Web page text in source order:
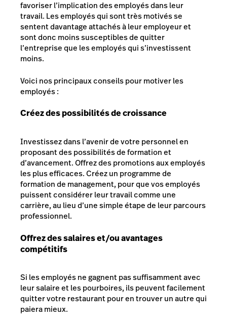
favoriser l’implication des employés dans leur
travail. Les employés qui sont très motivés se
sentent davantage attachés à leur employeur et
sont donc moins susceptibles de quitter
l’entreprise que les employés qui s’investissent
moins.
Voici nos principaux conseils pour motiver les
employés :
Créez des possibilités de croissance
Investissez dans l’avenir de votre personnel en
proposant des possibilités de formation et
d’avancement. Offrez des promotions aux employés
les plus efficaces. Créez un programme de
formation de management, pour que vos employés
puissent considérer leur travail comme une
carrière, au lieu d’une simple étape de leur parcours
professionnel.
Offrez des salaires et/ou avantages
compétitifs
Si les employés ne gagnent pas suffisamment avec
leur salaire et les pourboires, ils peuvent facilement
quitter votre restaurant pour en trouver un autre qui
paiera mieux.